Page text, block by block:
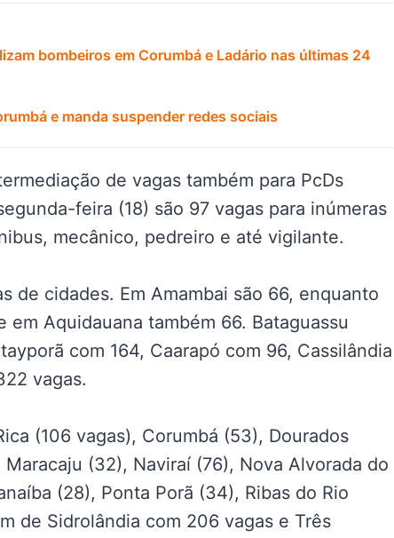
bombeiros em Corumbá e Ladário nas últimas 24
e manda suspender redes sociais
de vagas também para PcDs
feira (18) são 97 vagas para inúmeras
mecânico, pedreiro e até vigilante.
de cidades. Em Amambai são 66, enquanto
Aquidauana também 66. Bataguassu
com 164, Caarapó com 96, Cassilândia
vagas.
(106 vagas), Corumbá (53), Dourados
(32), Naviraí (76), Nova Alvorada do
(28), Ponta Porã (34), Ribas do Rio
de Sidrolândia com 206 vagas e Três